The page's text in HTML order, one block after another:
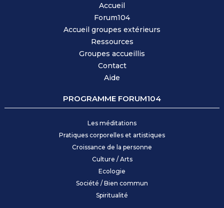
Accueil
Forum104
Accueil groupes extérieurs
Ressources
Groupes accueillis
Contact
Aide
PROGRAMME FORUM104
Les méditations
Pratiques corporelles et artistiques
Croissance de la personne
Culture / Arts
Ecologie
Société / Bien commun
Spiritualité